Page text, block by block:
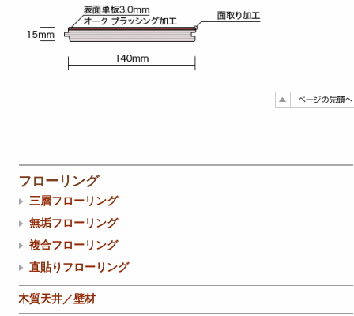
フローリング
三層フローリング
無垢フローリング
複合フローリング
直貼りフローリング
木質天井／壁材